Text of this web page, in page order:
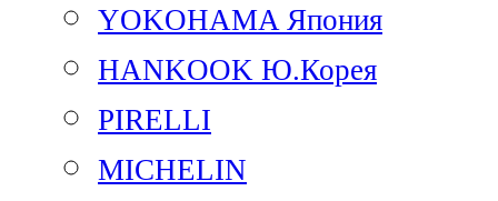
YOKOHAMA Япония
HANKOOK Ю.Корея
PIRELLI
MICHELIN